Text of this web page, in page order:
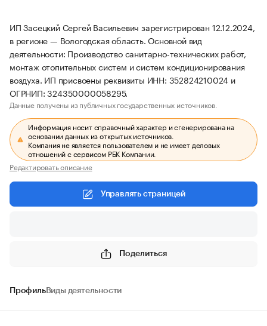
ИП Засецкий Сергей Васильевич зарегистрирован 12.12.2024,
в регионе — Вологодская область. Основной вид
деятельности: Производство санитарно-технических работ,
монтаж отопительных систем и систем кондиционирования
воздуха. ИП присвоены реквизиты ИНН: 352824210024 и
ОГРНИП: 324350000058295.
Данные получены из публичных государственных источников.
Информация носит справочный характер и сгенерирована на
основании данных из открытых источников.
Компания не является пользователем и не имеет деловых
отношений с сервисом РБК Компании.
Редактировать описание
Управлять страницей
Поделиться
ПрофильВиды деятельности